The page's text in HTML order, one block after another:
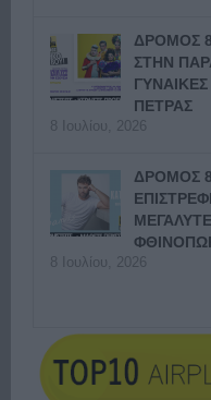
ΔΡΟΜΟΣ
ΣΤΗΝ
ΠΕΤΡΑΣ
8 Ιουλίου, 2026
ΔΡΟΜΟΣ
8 Ιουλίου, 2026